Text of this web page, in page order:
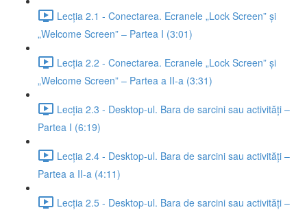
Lecția 2.1 - Conectarea. Ecranele „Lock Screen” și
„Welcome Screen” – Partea I (3:01)
Lecția 2.2 - Conectarea. Ecranele „Lock Screen” și
„Welcome Screen” – Partea a II-a (3:31)
Lecția 2.3 - Desktop-ul. Bara de sarcini sau activități –
Partea I (6:19)
Lecția 2.4 - Desktop-ul. Bara de sarcini sau activități –
Partea a II-a (4:11)
Lecția 2.5 - Desktop-ul. Bara de sarcini sau activități –